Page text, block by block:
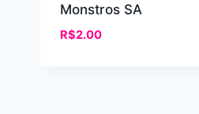
Monstros SA
R$2.00